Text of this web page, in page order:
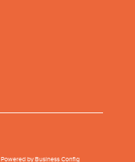
Powered byBusiness Conﬁg